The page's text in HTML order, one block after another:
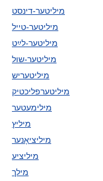
מיליטער-דינסט
מיליטער-טייל
מיליטער-לײַט
מיליטער-שול
מיליטעריש
מיליטערפליכטיק
מילימעטער
מיליץ
מיליציאָנער
מיליציע
מילך